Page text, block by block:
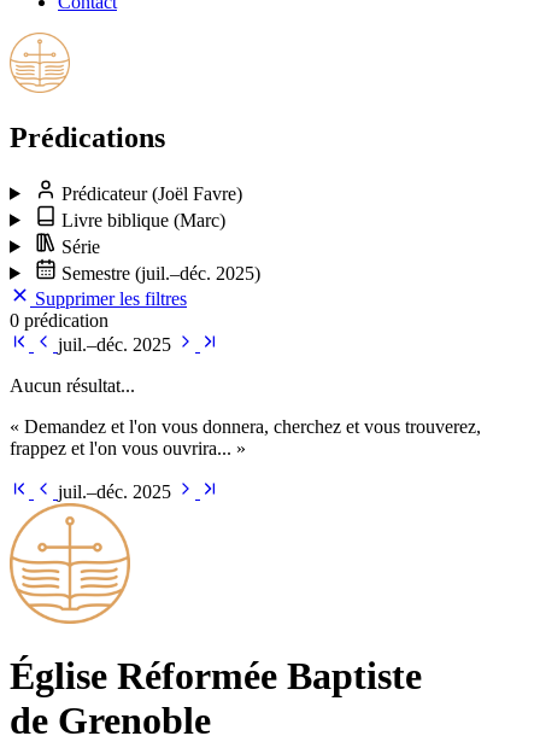
Prédications
Prédicateur(Joël Favre)
Livre biblique (Marc)
Série
Semestre (juil.–déc. 2025)
Supprimer les filtres
0 prédication
juil.–déc. 2025
Aucun résultat...
« Demandez et l'on vous donnera, cherchez et vous trouverez,
frappez et l'on vous ouvrira... »
juil.–déc. 2025
Église Ré­for­mée Bap­tiste
de Grenoble